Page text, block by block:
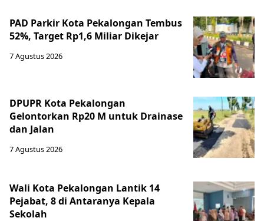
PAD Parkir Kota Pekalongan Tembus
52%, Target Rp1,6 Miliar Dikejar
7 Agustus 2026
DPUPR Kota Pekalongan
Gelontorkan Rp20 M untuk Drainase
dan Jalan
7 Agustus 2026
Wali Kota Pekalongan Lantik 14
Pejabat, 8 di Antaranya Kepala
Sekolah